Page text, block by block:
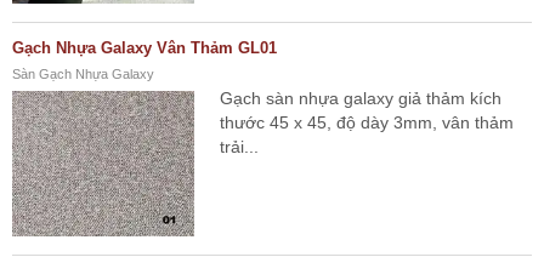
Gạch Nhựa Galaxy Vân Thảm GL01
Sàn Gạch Nhựa Galaxy
Gạch sàn nhựa galaxy giả thảm kích
thước 45 x 45, độ dày 3mm, vân thảm
trải...